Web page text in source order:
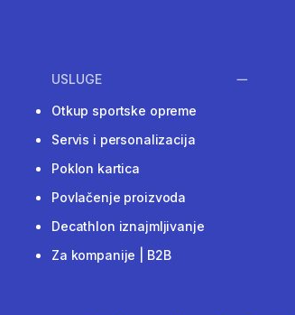
USLUGE
Otkup sportske opreme
Servis i personalizacija
Poklon kartica
Povlačenje proizvoda
Decathlon iznajmljivanje
Za kompanije | B2B